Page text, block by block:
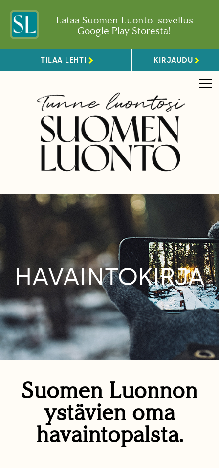
Lataa Suomen Luonto -sovellus
Google Play Storesta!
TILAA LEHTI KIRJAUDU
HAVAINTOKIRJA
Suomen Luonnon
ystävien oma
havaintopalsta.